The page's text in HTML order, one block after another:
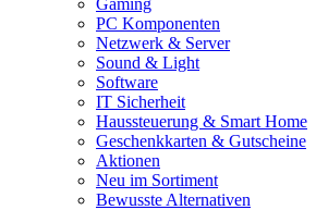
Gaming
PC Komponenten
Netzwerk & Server
Sound & Light
Software
IT Sicherheit
Haussteuerung & Smart Home
Geschenkkarten & Gutscheine
Aktionen
Neu im Sortiment
Bewusste Alternativen